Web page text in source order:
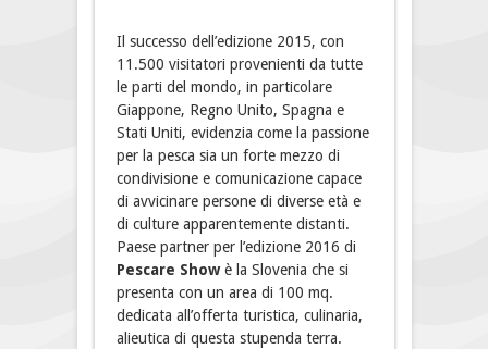
Il successo dell’edizione 2015, con
11.500 visitatori provenienti da tutte
le parti del mondo, in particolare
Giappone, Regno Unito, Spagna e
Stati Uniti, evidenzia come la passione
per la pesca sia un forte mezzo di
condivisione e comunicazione capace
di avvicinare persone di diverse età e
di culture apparentemente distanti.
Paese partner per l’edizione 2016 di
Pescare Showè la Slovenia che si
presenta con un area di 100 mq.
dedicata all’offerta turistica, culinaria,
alieutica di questa stupenda terra.